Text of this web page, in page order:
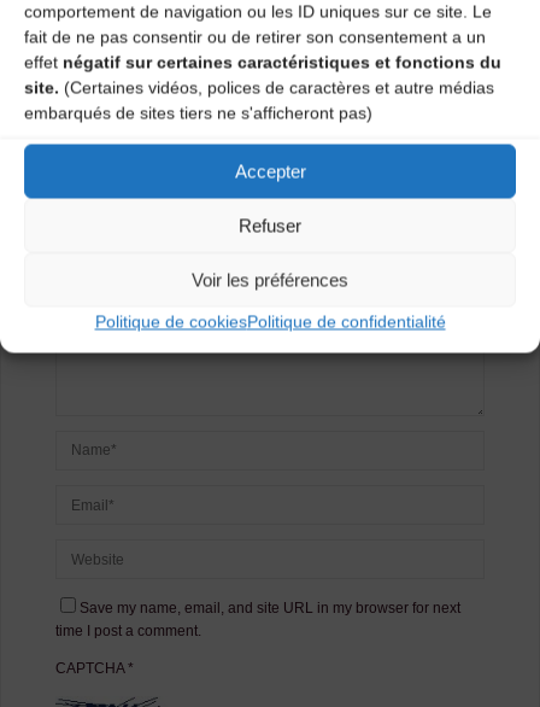
comportement de navigation ou les ID uniques sur ce site. Le
fait de ne pas consentir ou de retirer son consentement a un
effet négatif sur certaines caractéristiques et fonctions du
site. (Certaines vidéos, polices de caractères et autre médias
embarqués de sites tiers ne s'afficheront pas)
Accepter
Refuser
Voir les préférences
Politique de cookiesPolitique de confidentialité
Auditorium – ATELIERS DES ARTS
Laisser un
commentaire
Votre adresse e-mail ne sera pas publiée. Les champs
obligatoires sont indiqués avec*
Save my name, email, and site URL in my browser for next
time I post a comment.
CAPTCHA*